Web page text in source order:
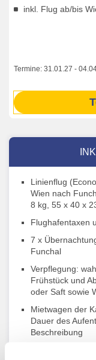
inkl. Flug ab/bis
Termine: 31.01.27 -
Linienflug
Wien nach
8 kg, 55 x 40 x
Flughafentaxen
7 x
Funchal
Verpflegung:
Frühstück und
oder Saft sowie
Mietwagen der
Dauer des
Beschreibung